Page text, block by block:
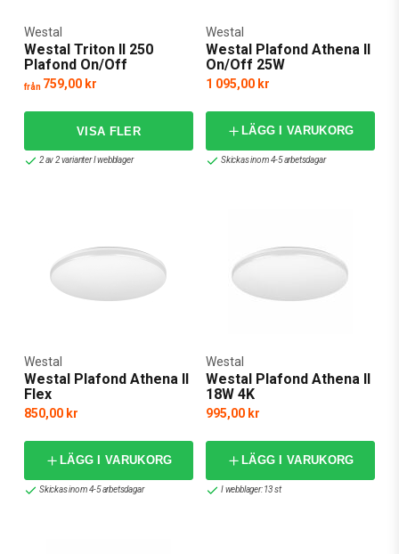
Westal Triton II 250
Plafond On/Off
Westal
från 759,00 kr
2 av 2 varianter I webblager
Westal Plafond Athena II
On/Off 25W
Westal
1 095,00 kr
LÄGG I VARUKORG
Skickas inom 4-5 arbetsdagar
Westal Plafond Athena II
Flex
Westal
850,00 kr
LÄGG I VARUKORG
Skickas inom 4-5 arbetsdagar
Westal Plafond Athena II
18W 4K
Westal
995,00 kr
LÄGG I VARUKORG
I webblager: 13 st